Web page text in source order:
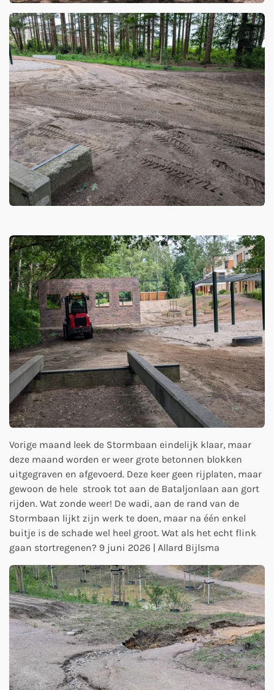
Vorige maand leek de Stormbaan eindelijk klaar, maar
deze maand worden er weer grote betonnen blokken
uitgegraven en afgevoerd. Deze keer geen rijplaten, maar
gewoon de hele strook tot aan de Bataljonlaan aan gort
rijden. Wat zonde weer! De wadi, aan de rand van de
Stormbaan lijkt zijn werk te doen, maar na één enkel
buitje is de schade wel heel groot. Wat als het echt flink
gaan stortregenen? 9 juni 2026 | Allard Bijlsma